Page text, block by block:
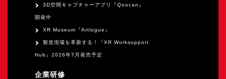
3D空間キャプチャーアプリ『Qoocan』
開発中
XR Museum『Artlogue』
製造現場を革新する！『XR Worksupport
Hub』2026年7月発売予定
企業研修